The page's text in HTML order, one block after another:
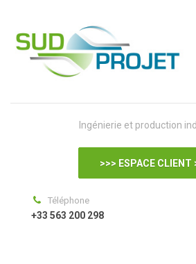
Ingénierie et production
>>> ESPACE CLIENT
Téléphone
+33 563 200 298